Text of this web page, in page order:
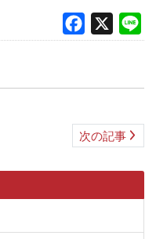
Facebook
次の記事